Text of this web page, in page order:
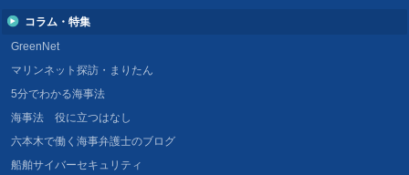
コラム・特集
GreenNet
マリンネット探訪・まりたん
5分でわかる海事法
海事法 役に立つはなし
六本木で働く海事弁護士のブログ
船舶サイバーセキュリティ